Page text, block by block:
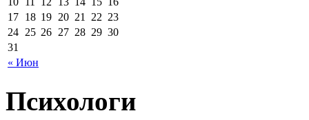
« Июн
17 18 19 20 21 22 23
24 25 26 27 28 29 30
31
Психологи